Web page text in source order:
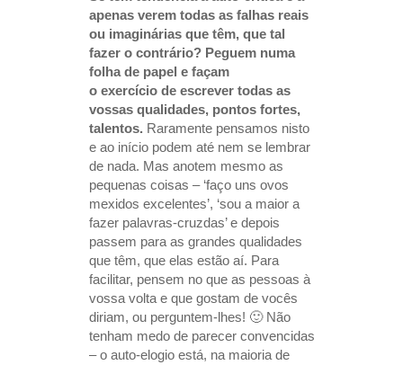
apenas verem todas as falhas reais
ou imaginárias que têm, que tal
fazer o contrário? Peguem numa
folha de papel e façam
o exercício de escrever todas as
vossas qualidades, pontos fortes,
talentos. Raramente pensamos nisto
e ao início podem até nem se lembrar
de nada. Mas anotem mesmo as
pequenas coisas – ‘faço uns ovos
mexidos excelentes’, ‘sou a maior a
fazer palavras-cruzdas’ e depois
passem para as grandes qualidades
que têm, que elas estão aí. Para
facilitar, pensem no que as pessoas à
vossa volta e que gostam de vocês
diriam, ou perguntem-lhes! 🙂 Não
tenham medo de parecer convencidas
– o auto-elogio está, na maioria de